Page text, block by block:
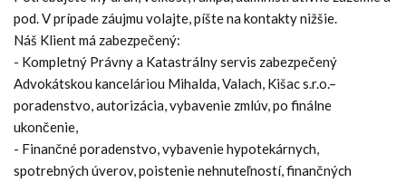
pod. V prípade záujmu volajte, píšte na kontakty nižšie.
Náš Klient má zabezpečený:
- Kompletný Právny a Katastrálny servis zabezpečený
Advokátskou kanceláriou Mihalda, Valach, Kišac s.r.o.–
poradenstvo, autorizácia, vybavenie zmlúv, po finálne
ukončenie,
- Finančné poradenstvo, vybavenie hypotekárnych,
spotrebných úverov, poistenie nehnuteľností, finančných